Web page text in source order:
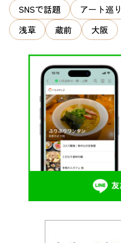
SNSで話題
アート巡り
浅草
蔵前 大阪